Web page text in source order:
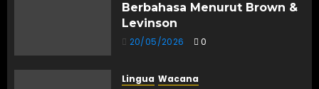
Berbahasa Menurut Brown &
Levinson
20/05/2026 0
Lingua Wacana